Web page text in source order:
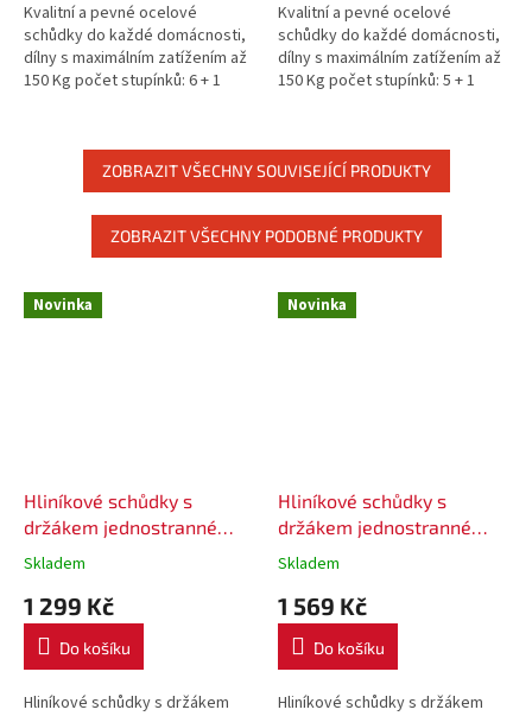
Kvalitní a pevné ocelové
schůdky do každé domácnosti,
dílny s maximálním zatížením až
150 Kg počet stupínků: 6 + 1
Kvalitní a pevné ocelové
schůdky do každé domácnosti,
dílny s maximálním zatížením až
150 Kg počet stupínků: 5 + 1
ZOBRAZIT VŠECHNY SOUVISEJÍCÍ PRODUKTY
ZOBRAZIT VŠECHNY PODOBNÉ PRODUKTY
Novinka
Hliníkové schůdky s
držákem jednostranné
ALD MAX 4 stupně
Skladem
1 299 Kč
Do košíku
Hliníkové schůdky s držákem
Novinka
Hliníkové schůdky s
držákem jednostranné
ALD MAX 5 stupňů
Skladem
1 569 Kč
Do košíku
Hliníkové schůdky s držákem